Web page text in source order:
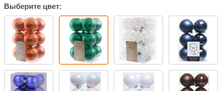
Выберите цвет: